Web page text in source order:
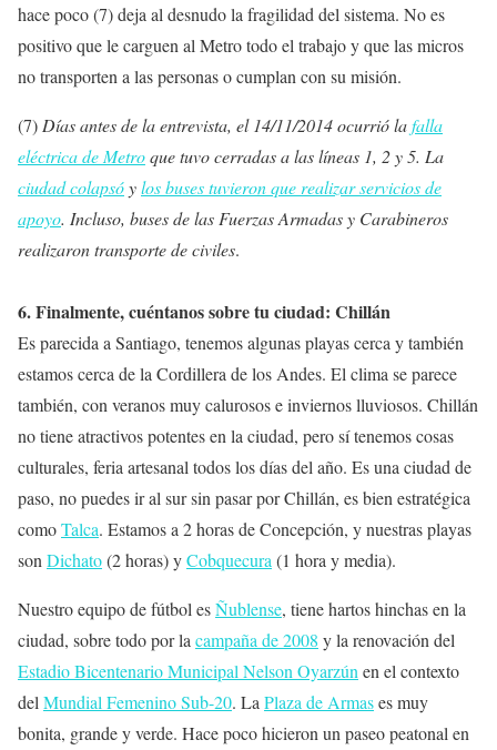
hace poco (7) deja al desnudo la fragilidad del sistema. No es
positivo que le carguen al Metro todo el trabajo y que las micros
no transporten a las personas o cumplan con su misión.
(7) Días antes de la entrevista, el 14/11/2014 ocurrió lafalla
eléctrica de Metroque tuvo cerradas a las líneas 1, 2 y 5. La
ciudad colapsóylos buses tuvieron que realizar servicios de
apoyo. Incluso, buses de las Fuerzas Armadas y Carabineros
realizaron transporte de civiles.
6. Finalmente, cuéntanos sobre tu ciudad: Chillán
Es parecida a Santiago, tenemos algunas playas cerca y también
estamos cerca de la Cordillera de los Andes. El clima se parece
también, con veranos muy calurosos e inviernos lluviosos. Chillán
no tiene atractivos potentes en la ciudad, pero sí tenemos cosas
culturales, feria artesanal todos los días del año. Es una ciudad de
paso, no puedes ir al sur sin pasar por Chillán, es bien estratégica
comoTalca. Estamos a 2 horas de Concepción, y nuestras playas
son Dichato(2 horas) yCobquecura (1 hora y media).
Nuestro equipo de fútbol esÑublense, tiene hartos hinchas en la
ciudad, sobre todo por la campaña de 2008 y la renovación del
Estadio Bicentenario Municipal Nelson Oyarzún en el contexto
del Mundial Femenino Sub-20. La Plaza de Armases muy
bonita, grande y verde. Hace poco hicieron un paseo peatonal en